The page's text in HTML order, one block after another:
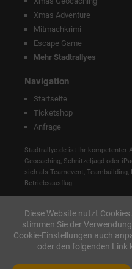
Xmas Adventure
Mitmachkrimi
Escape Game
Mehr Stadtrallyes
Navigation
Startseite
Ticketshop
Anfrage
Stadtrallye.de ist Ihr kompetenter
Geocaching, Schnitzeljagd oder
sich als Teamevent,
Betriebsausflug.
Diese Website nutzt
stimmen Sie der
Cookie-Einstellungen auch
oder den folgenden Link